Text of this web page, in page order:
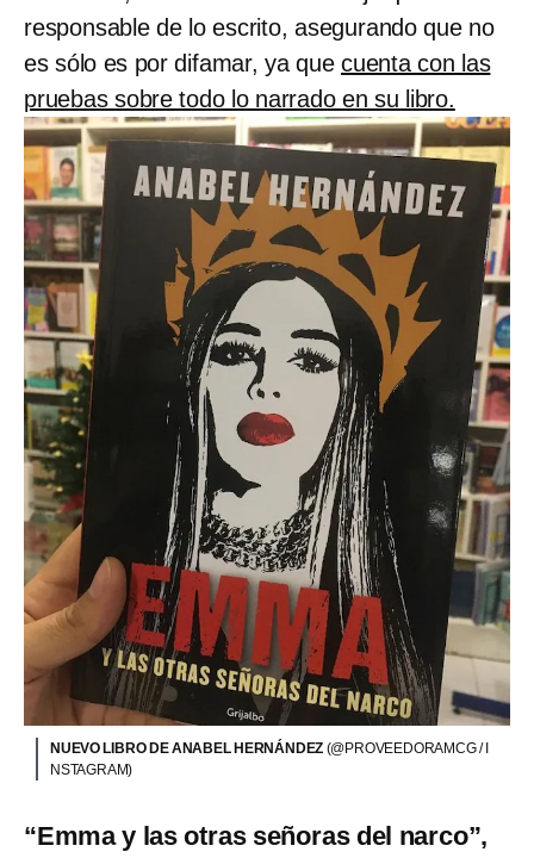
responsable de lo escrito, asegurando que no
es sólo es por difamar, ya quecuenta con las
pruebas sobre todo lo narrado en su libro.
NUEVO LIBRO DE ANABEL HERNÁNDEZ (@PROVEEDORAMCG / I
NSTAGRAM)
“Emma y las otras señoras del narco”,